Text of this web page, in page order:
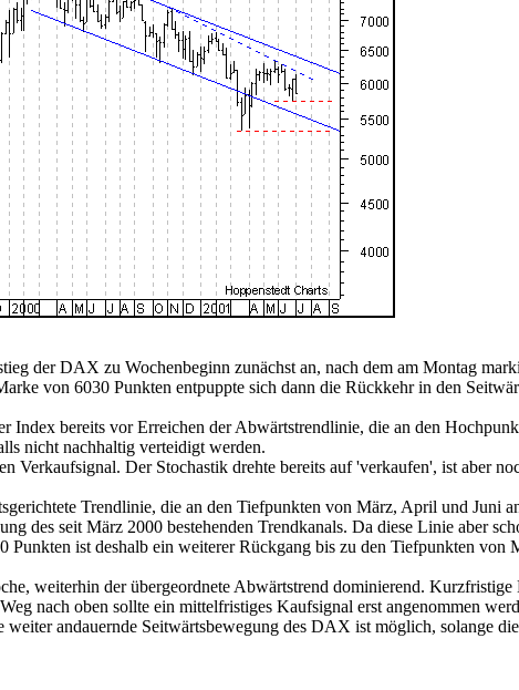
der DAX zu Wochenbeginn zunächst an, nach dem am Montag
von 6030 Punkten entpuppte sich dann die Rückkehr in den
bereits vor Erreichen der Abwärtstrendlinie, die an den
nicht nachhaltig verteidigt werden.
Der Stochastik drehte bereits auf 'verkaufen', ist aber
Trendlinie, die an den Tiefpunkten von März, April und Juni
des seit März 2000 bestehenden Trendkanals. Da diese Linie aber
ist deshalb ein weiterer Rückgang bis zu den Tiefpunkten
weiterhin der übergeordnete Abwärtstrend dominierend.
nach oben sollte ein mittelfristiges Kaufsignal erst angenommen
andauernde Seitwärtsbewegung des DAX ist möglich, solange